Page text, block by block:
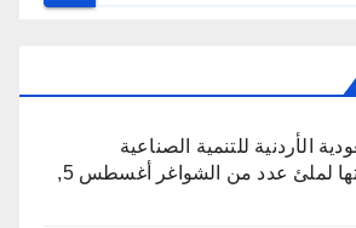
الأردنية للتنمية الصناعية
لملئ عدد من الشواغر
أغسطس 5,